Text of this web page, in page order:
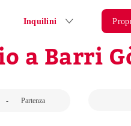
Inquilini
a Barri
-